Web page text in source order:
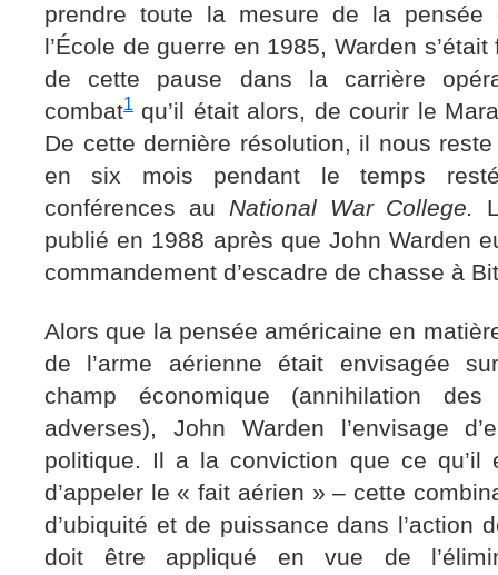
prendre toute la mesure de la pensée
l’École de guerre en 1985, Warden
de cette pause dans la carrière
combat1 qu’il était alors, de courir le
De cette dernière résolution, il nous
en six mois pendant le temps
conférences au National War College.
publié en 1988 après que John Warden
commandement d’escadre de chasse à
Alors que la pensée américaine en
de l’arme aérienne était envisagée
champ économique (annihilation des
adverses), John Warden l’envisage
politique. Il a la conviction que ce qu’il
d’appeler le « fait aérien » – cette
d’ubiquité et de puissance dans l’action
doit être appliqué en vue de